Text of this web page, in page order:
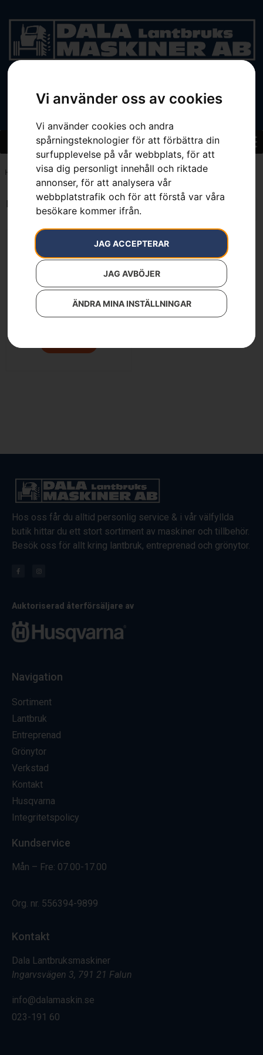
Vi använder oss av cookies
Vi använder cookies och andra
spårningsteknologier för att förbättra din
surfupplevelse på vår webbplats, för att
visa dig personligt innehåll och riktade
annonser, för att analysera vår
webbplatstrafik och för att förstå var våra
besökare kommer ifrån.
JAG ACCEPTERAR
JAG AVBÖJER
ÄNDRA MINA INSTÄLLNINGAR
BEGAGNAT
Hem 684 kg
Endast ett sökresultat
HUSQVARNA P 525DX
Hos oss får du alltid personlig service & i vår välfyllda
butik hittar du ett stort sortiment av maskiner och tillbehör.
Besök oss för allt kring lantbruk, entreprenad och grönytor.
Auktoriserad återförsäljare av
Navigation
Sortiment
Lantbruk
Entreprenad
Grönytor
Verkstad
Kontakt
Husqvarna
Integritetspolicy
Kundservice
Mån – Fre: 07.00-17.00
Org. nr. 556394-9899
Kontakt
Dala Lantbruksmaskiner
Ingarvsvägen 3, 791 21 Falun
info@dalamaskin.se
023-191 60